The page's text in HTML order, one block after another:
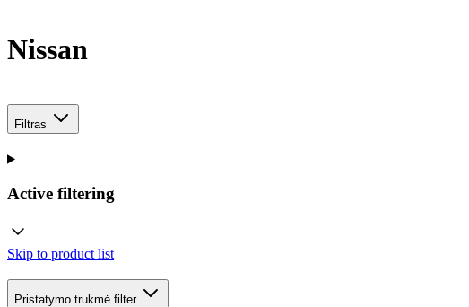
Nissan
Filtras
Active filtering
Skip to product list
Pristatymo trukmė filter